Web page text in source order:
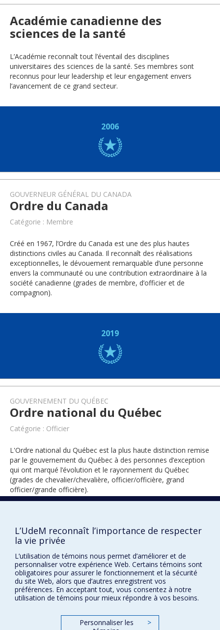
Académie canadienne des
sciences de la santé
L’Académie reconnaît tout l’éventail des disciplines
universitaires des sciences de la santé. Ses membres sont
reconnus pour leur leadership et leur engagement envers
l’avancement de ce grand secteur.
2006
GOUVERNEUR GÉNÉRAL DU CANADA
Ordre du Canada
Catégorie : Membre
Créé en 1967, l’Ordre du Canada est une des plus hautes
distinctions civiles au Canada. Il reconnaît des réalisations
exceptionnelles, le dévouement remarquable d’une personne
envers la communauté ou une contribution extraordinaire à la
société canadienne (grades de membre, d’officier et de
compagnon).
2019
GOUVERNEMENT DU QUÉBEC
Ordre national du Québec
Catégorie : Officier
L'Ordre national du Québec est la plus haute distinction remise
par le gouvernement du Québec à des personnes d’exception
qui ont marqué l’évolution et le rayonnement du Québec
(grades de chevalier/chevalière, officier/officière, grand
officier/grande officière).
2021
L’UdeM reconnaît l’importance de respecter
la vie privée
L’utilisation de témoins nous permet d’améliorer et de
personnaliser votre expérience Web. Certains témoins sont
obligatoires pour assurer le fonctionnement et la sécurité
du site Web, alors que d’autres enregistrent vos
préférences. En acceptant tout, vous consentez à notre
utilisation de témoins pour mieux répondre à vos besoins.
Personnaliser les
>